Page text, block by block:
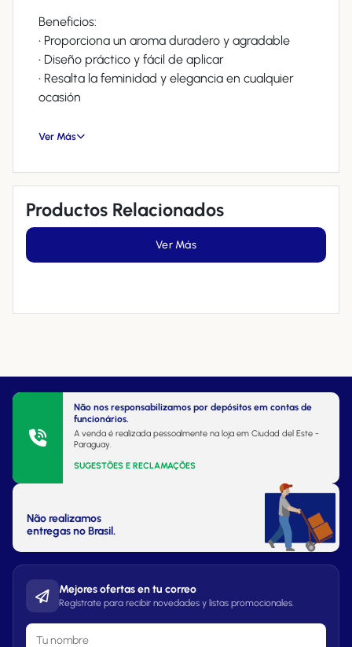
Beneficios:
• Proporciona un aroma duradero y agradable
• Diseño práctico y fácil de aplicar
• Resalta la feminidad y elegancia en cualquier
ocasión
Ver Más
Productos Relacionados
Ver Más
Não nos responsabilizamos por depósitos em contas de
funcionários.
A venda é realizada pessoalmente na loja em Ciudad del Este -
Paraguay.
SUGESTÕES E RECLAMAÇÕES
Não realizamos
entregas no Brasil.
Mejores ofertas en tu correo
Regístrate para recibir novedades y listas promocionales.